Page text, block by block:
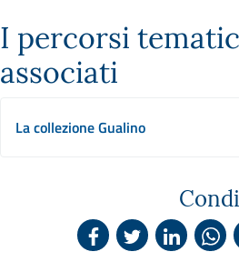
I percorsi
associati
La collezione Gualino